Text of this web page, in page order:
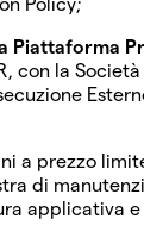
Piattaforma
con la
a prezzo
di
applicativa